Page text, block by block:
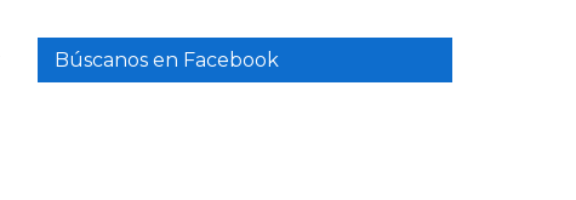
Búscanos en Facebook